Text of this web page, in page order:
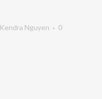
Kendra Nguyen
0